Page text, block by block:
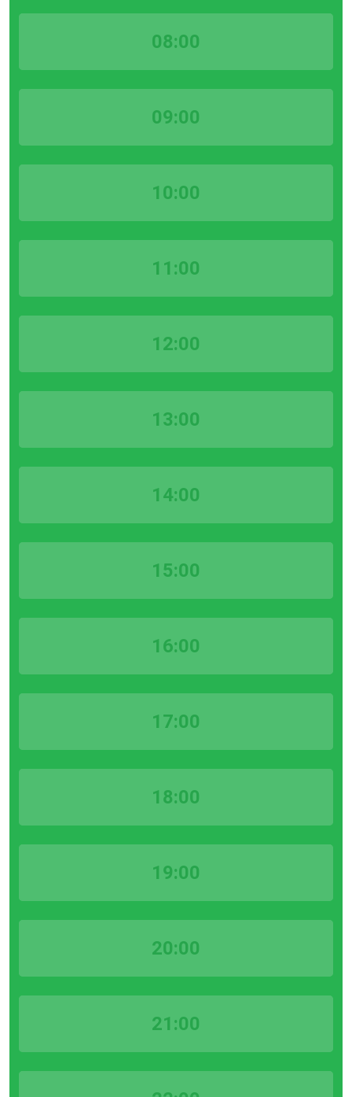
08:00
09:00
10:00
11:00
12:00
13:00
14:00
15:00
16:00
17:00
18:00
19:00
20:00
21:00